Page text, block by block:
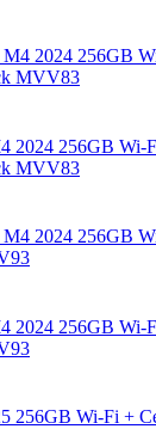
2024 256GB Wi-
MVV83
2024 256GB Wi-